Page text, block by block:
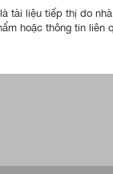
liệu tiếp thị do
hoặc thông tin